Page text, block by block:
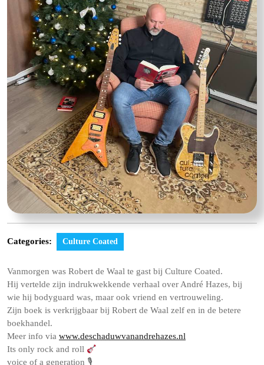
Categories: Culture Coated
Vanmorgen was Robert de Waal te gast bij Culture Coated.
Hij vertelde zijn indrukwekkende verhaal over André Hazes, bij
wie hij bodyguard was, maar ook vriend en vertrouweling.
Zijn boek is verkrijgbaar bij Robert de Waal zelf en in de betere
boekhandel.
Meer info via www.deschaduwvanandrehazes.nl
Its only rock and roll
voice of a generation 🎙